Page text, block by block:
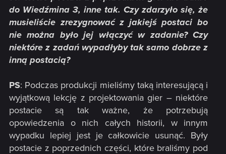
do Wiedźmina 3, inne tak. Czy zdarzyło się, że
musieliście zrezygnować z jakiejś postaci bo
nie można było jej włączyć w zadanie? Czy
niektóre z zadań wypadłyby tak samo dobrze z
inną postacią?
PS: Podczas produkcji mieliśmy taką interesującą i
wyjątkową lekcję z projektowania gier – niektóre
postacie są tak ważne, że potrzebują
opowiedzenia o nich całych historii, w innym
wypadku lepiej jest je całkowicie usunąć. Były
postacie z poprzednich części, które braliśmy pod